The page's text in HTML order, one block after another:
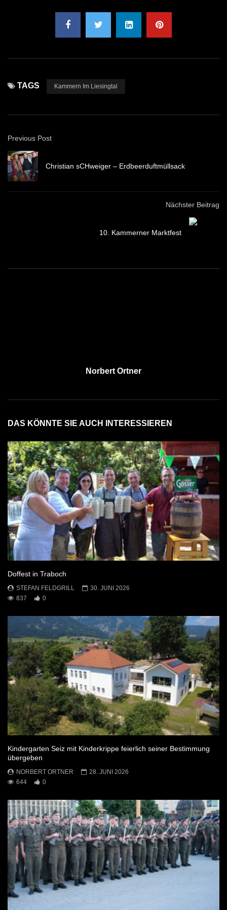
TAGS Kammern Im Liesingtal
Previous Post
Christian sCHweiger – Erdbeerduftmüllsack
Nächster Beitrag
10. Kammerner Marktfest
Norbert Ortner
DAS KÖNNTE SIE AUCH INTERESSIEREN
Doffest in Traboch
STEFAN FELDGRILL
30. JUNI 2026
837
0
Kindergarten Seiz mit Kinderkrippe feierlich seiner Bestimmung
übergeben
NORBERT ORTNER
28. JUNI 2026
644
0